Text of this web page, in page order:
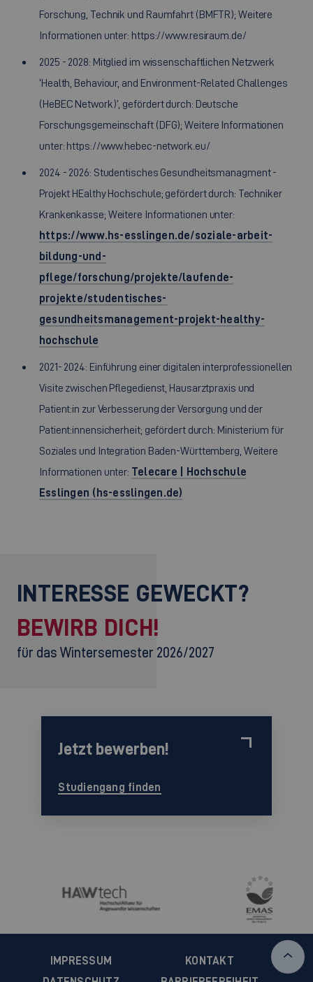
Forschung, Technik und Raumfahrt (BMFTR); Weitere
Informationen unter: https://www.resiraum.de/
2025 - 2028: Mitglied im wissenschaftlichen Netzwerk
‘Health, Behaviour, and Environment-Related Challenges
(HeBEC Network)’, gefördert durch: Deutsche
Forschungsgemeinschaft (DFG); Weitere Informationen
unter: https://www.hebec-network.eu/
2024 - 2026: Studentisches Gesundheitsmanagment -
Projekt HEalthy Hochschule; gefördert durch: Techniker
Krankenkasse; Weitere Informationen unter:
https://www.hs-esslingen.de/soziale-arbeit-
bildung-und-
pflege/forschung/projekte/laufende-
projekte/studentisches-
gesundheitsmanagement-projekt-healthy-
hochschule
2021- 2024: Einführung einer digitalen interprofessionellen
Visite zwischen Pflegedienst, Hausarztpraxis und
Patient:in zur Verbesserung der Versorgung und der
Patient:innensicherheit; gefördert durch: Ministerium für
Soziales und Integration Baden-Württemberg, Weitere
Informationen unter: Telecare | Hochschule
Esslingen (hs-esslingen.de)
INTERESSE GEWECKT?
BEWIRB DICH!
für das Wintersemester 2026/2027
Jetzt bewerben!
Studiengang finden
IMPRESSUM
KONTAKT